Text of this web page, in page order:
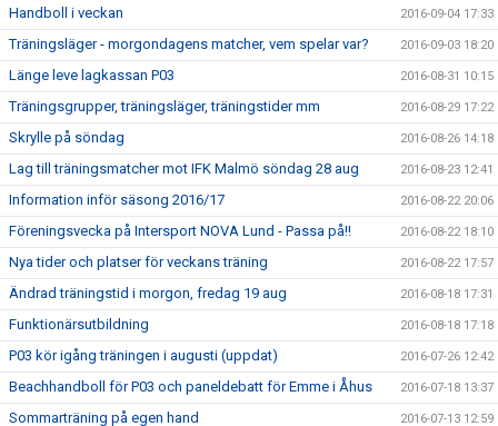
Handboll i veckan 2016-09-04 17:33
Träningsläger - morgondagens matcher, vem spelar var? 2016-09-03 18:20
Länge leve lagkassan P03 2016-08-31 10:15
Träningsgrupper, träningsläger, träningstider mm 2016-08-29 17:22
Skrylle på söndag 2016-08-26 14:18
Lag till träningsmatcher mot IFK Malmö söndag 28 aug 2016-08-23 12:41
Information inför säsong 2016/17 2016-08-22 20:06
Föreningsvecka på Intersport NOVA Lund - Passa på!! 2016-08-22 18:10
Nya tider och platser för veckans träning 2016-08-22 17:57
Ändrad träningstid i morgon, fredag 19 aug 2016-08-18 17:31
Funktionärsutbildning 2016-08-18 17:18
P03 kör igång träningen i augusti (uppdat) 2016-07-26 12:42
Beachhandboll för P03 och paneldebatt för Emme i Åhus 2016-07-18 13:37
Sommarträning på egen hand 2016-07-13 12:59